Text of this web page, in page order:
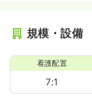
規模・設備
看護配置
7:1